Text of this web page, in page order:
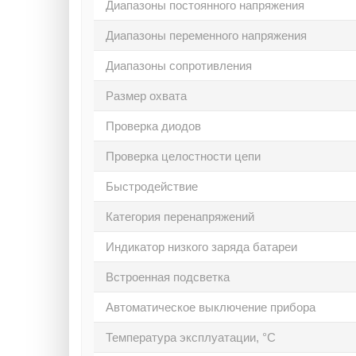
Диапазоны постоянного напряжения
Диапазоны переменного напряжения
Диапазоны сопротивления
Размер охвата
Проверка диодов
Проверка целостности цепи
Быстродействие
Категория перенапряжений
Индикатор низкого заряда батареи
Встроенная подсветка
Автоматическое выключение прибора
Температура эксплуатации, °C